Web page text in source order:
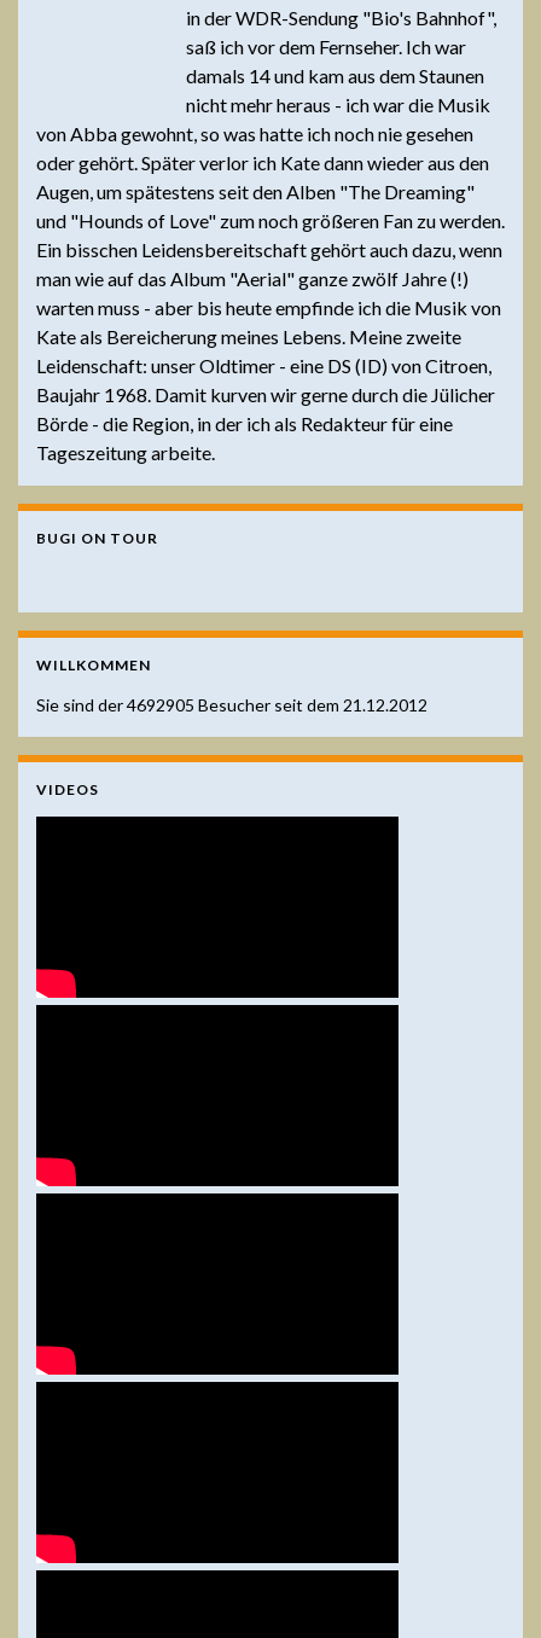
in der WDR-Sendung "Bio's Bahnhof",
saß ich vor dem Fernseher. Ich war
damals 14 und kam aus dem Staunen
nicht mehr heraus - ich war die Musik
von Abba gewohnt, so was hatte ich noch nie gesehen
oder gehört. Später verlor ich Kate dann wieder aus den
Augen, um spätestens seit den Alben "The Dreaming"
und "Hounds of Love" zum noch größeren Fan zu werden.
Ein bisschen Leidensbereitschaft gehört auch dazu, wenn
man wie auf das Album "Aerial" ganze zwölf Jahre (!)
warten muss - aber bis heute empfinde ich die Musik von
Kate als Bereicherung meines Lebens. Meine zweite
Leidenschaft: unser Oldtimer - eine DS (ID) von Citroen,
Baujahr 1968. Damit kurven wir gerne durch die Jülicher
Börde - die Region, in der ich als Redakteur für eine
Tageszeitung arbeite.
BUGI ON TOUR
WILLKOMMEN
Sie sind der4692905 Besucher seit dem 21.12.2012
VIDEOS